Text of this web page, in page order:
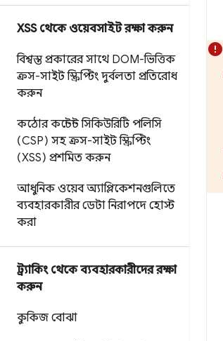
XSS থেকে ওয়েবসাইট রক্ষা করুন
বিশ্বস্ত প্রকারের সাথে DOM-ভিত্তিক
ক্রস-সাইট স্ক্রিপ্টিং দুর্বলতা প্রতিরোধ
করুন
কঠোর কন্টেন্ট সিকিউরিটি পলিসি
(CSP) সহ ক্রস-সাইট স্ক্রিপ্টিং
(XSS) প্রশমিত করুন
আধুনিক ওয়েব অ্যাপ্লিকেশনগুলিতে
ব্যবহারকারীর ডেটা নিরাপদে হোস্ট
করা
ট্র্যাকিং থেকে ব্যবহারকারীদের রক্ষা
করুন
কুকিজ বোঝা